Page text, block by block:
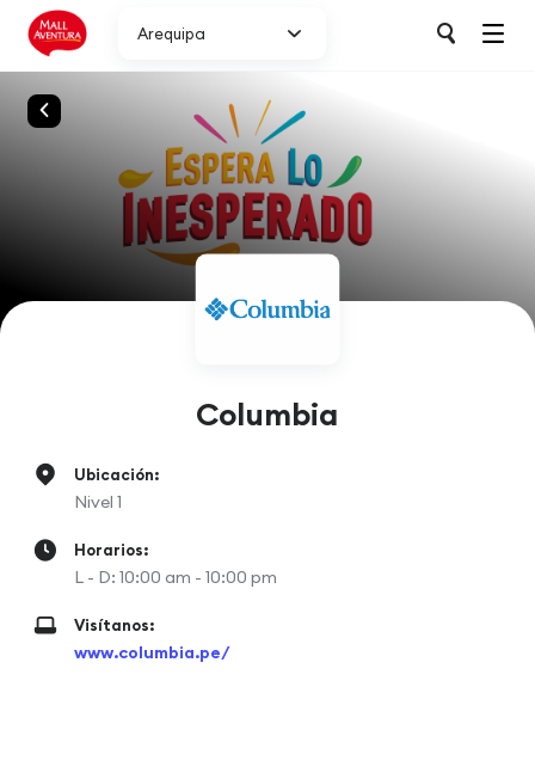
Arequipa
Columbia
Ubicación:
Nivel 1
Horarios:
L - D: 10:00 am - 10:00 pm
Visítanos:
www.columbia.pe/